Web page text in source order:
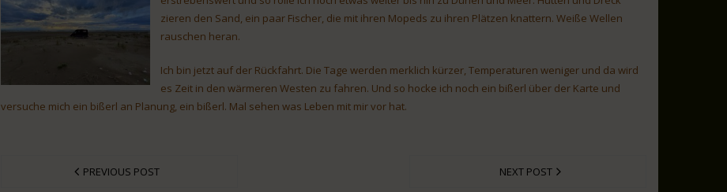
zieren den Sand, ein paar Fischer, die mit ihren Mopeds zu ihren Plätzen knattern. Weiße Wellen
rauschen heran.
Ich bin jetzt auf der Rückfahrt. Die Tage werden merklich kürzer, Temperaturen weniger und da wird
es Zeit in den wärmeren Westen zu fahren. Und so hocke ich noch ein bißerl über der Karte und
versuche mich ein bißerl an Planung, ein bißerl. Mal sehen was Leben mit mir vor hat.
PREVIOUS POST NEXT POST